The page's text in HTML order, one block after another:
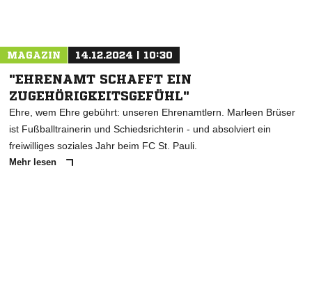
MAGAZIN 14.12.2024 | 10:30
"EHRENAMT SCHAFFT EIN
ZUGEHÖRIGKEITSGEFÜHL"
Ehre, wem Ehre gebührt: unseren Ehrenamtlern. Marleen Brüser
ist Fußballtrainerin und Schiedsrichterin - und absolviert ein
freiwilliges soziales Jahr beim FC St. Pauli.
Mehr lesen